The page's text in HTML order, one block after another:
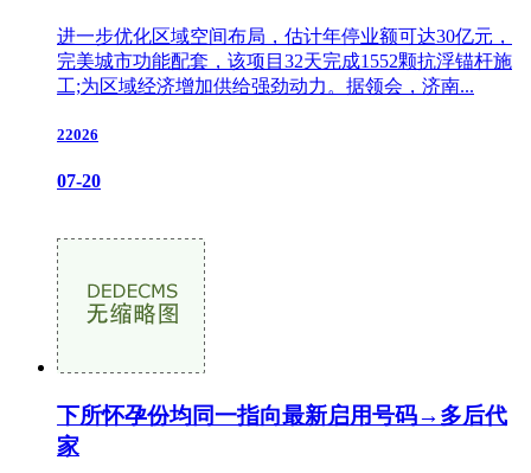
进一步优化区域空间布局，估计年停业额可达30亿元，
完美城市功能配套，该项目32天完成1552颗抗浮锚杆施
工;为区域经济增加供给强劲动力。据领会，济南...
22026
07-20
下所怀孕份均同一指向最新启用号码→多后代
家